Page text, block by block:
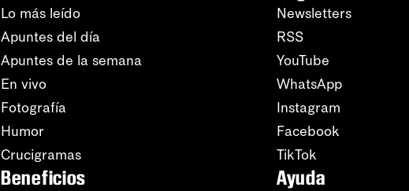
Lo más leído
Apuntes del día
Apuntes de la semana
En vivo
Fotografía
Humor
Crucigramas
Beneficios
Newsletters
RSS
YouTube
WhatsApp
Instagram
Facebook
TikTok
Ayuda